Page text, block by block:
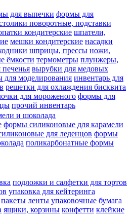
для выпечки формы для
поворотные, подставки
кондитерские шпатели,
мешки кондитерские насадки
шприцы, прессы ножи,
ёмкости термометры плунжеры,
вырубки для медовых
для моделирования инвентарь для
решетки для охлаждения бисквита
для мороженого формы для
прочий инвентарь
и шоколада
формы силиконовые для карамели
для леденцов формы
поликарбонатные формы
подложки и салфетки для тортов
упаковка для кейтеринга
пакеты ленты упаковочные бумага
ящики, корзины конфетти клейкие